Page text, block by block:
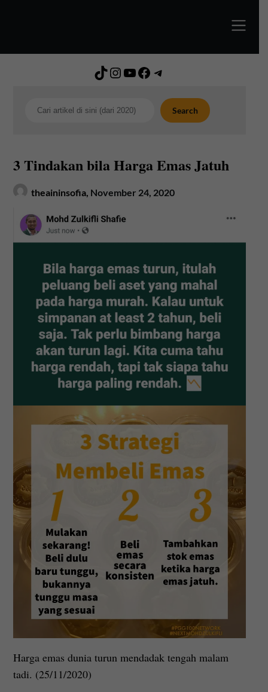
TikTok
Instagram
YouTube
Facebook
Telegram
Search Search
3 Tindakan bila Harga Emas Jatuh
theaininsofia, November 24, 2020
Harga emas dunia turun mendadak tengah malam
tadi. (25/11/2020)